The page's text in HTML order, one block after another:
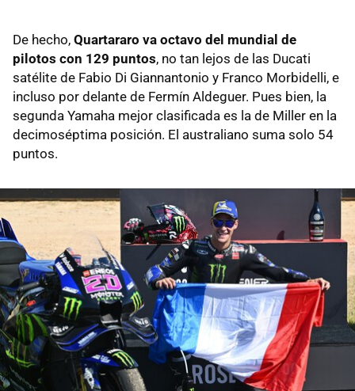
De hecho, Quartararo va octavo del mundial de
pilotos con 129 puntos, no tan lejos de las Ducati
satélite de Fabio Di Giannantonio y Franco Morbidelli, e
incluso por delante de Fermín Aldeguer. Pues bien, la
segunda Yamaha mejor clasificada es la de Miller en la
decimoséptima posición. El australiano suma solo 54
puntos.